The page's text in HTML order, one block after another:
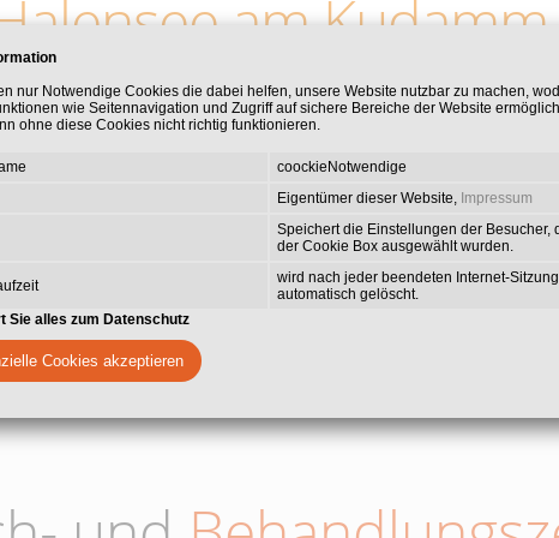
nur Notwendige Cookies die dabei helfen, unsere Website nutzbar zu machen,
wie Seitennavigation und Zugriff auf sichere Bereiche der Website
ohne diese Cookies nicht richtig funktionieren.
coockieNotwendige
Eigentümer dieser Website, Impressum
Speichert die Einstellungen der Besucher,
der Cookie Box ausgewählt wurden.
wird nach jeder beendeten Internet-Sitzung
automatisch gelöscht.
Sie alles zum Datenschutz
Cookies akzeptieren
am Kudamm
die Ihnen umfassende zahnmedizinische
Spezialisierungen gehört die ästhetische Zahnmedizin mit
Behandlung von Zahnfleischerkrankungen,
legen wir auf die Behandlung von Angstpatienten mit
Behandeln zu ermöglichen.